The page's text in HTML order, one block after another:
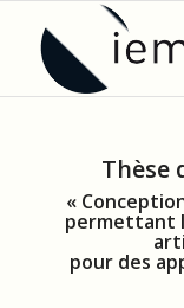
Thèse
«
permettant
pour des